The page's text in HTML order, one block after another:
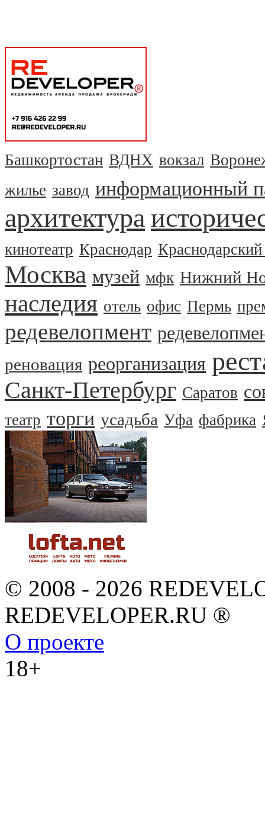
Башкортостан ВДНХ вокзал
жилье завод информационный
архитектура
кинотеатр Краснодар
Москва музей мфк Нижний
наследия отель офис Пермь
редевелопмент
реновация реорганизация
Санкт-Петербург Саратов
театр торги усадьба Уфа фабрика
© 2008 - 2026
REDEVELOPER.RU ®
О проекте
18+